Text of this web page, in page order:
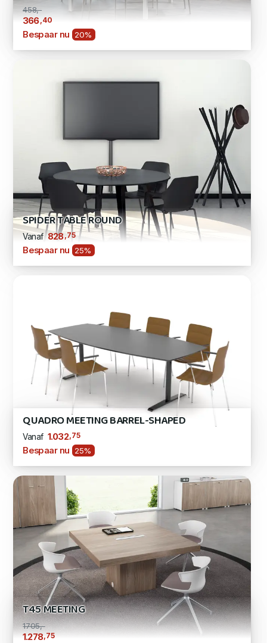
458,-
366 ,40
Bespaar nu 20%
SPIDER TABLE ROUND
Vanaf 828,75
Bespaar nu 25%
QUADRO MEETING BARREL-SHAPED
Vanaf 1.032,75
Bespaar nu 25%
T45 MEETING
1705,-
1.278,75